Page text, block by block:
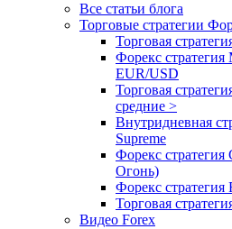
Все статьи блога
Торговые стратегии
Торговая
Форекс
EUR/USD
Торговая
средние >
Внутридневная
Supreme
Форекс стратегия
Огонь)
Форекс стратегия
Торговая
Видео Forex